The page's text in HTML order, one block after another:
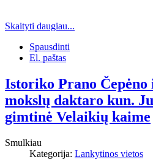
Skaityti daugiau...
Spausdinti
El. paštas
Istoriko Prano
mokslų daktaro kun.
gimtinė Velaikių kaime
Smulkiau
Kategorija: Lankytinos vietos